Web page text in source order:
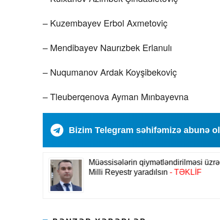
– Kuzembayev Erbol Axmetoviç
– Mendibayev Naurızbek Erlanulı
– Nuqumanov Ardak Koyşibekoviç
– Tleuberqenova Ayman Mınbayevna
Bizim Telegram səhifəmizə abunə